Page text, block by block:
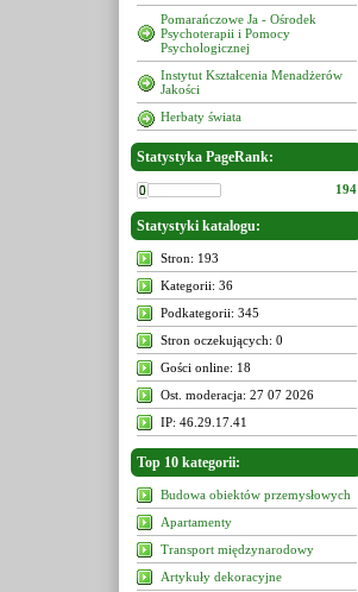
Pomarańczowe Ja - Ośrodek
Psychoterapii i Pomocy
Psychologicznej
Instytut Kształcenia Menadżerów
Jakości
Herbaty świata
Statystyka PageRank:
194
Statystyki katalogu:
Stron: 193
Kategorii: 36
Podkategorii: 345
Stron oczekujących: 0
Gości online: 18
Ost. moderacja: 27 07 2026
IP: 46.29.17.41
Top 10 kategorii:
Budowa obiektów przemysłowych
Apartamenty
Transport międzynarodowy
Artykuły dekoracyjne